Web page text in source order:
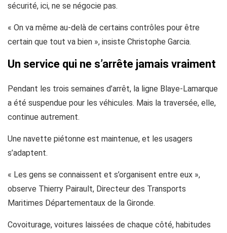
sécurité, ici, ne se négocie pas.
« On va même au-delà de certains contrôles pour être
certain que tout va bien », insiste Christophe Garcia.
Un service qui ne s’arrête jamais vraiment
Pendant les trois semaines d’arrêt, la ligne Blaye-Lamarque
a été suspendue pour les véhicules. Mais la traversée, elle,
continue autrement.
Une navette piétonne est maintenue, et les usagers
s’adaptent.
« Les gens se connaissent et s’organisent entre eux »,
observe Thierry Pairault, Directeur des Transports
Maritimes Départementaux de la Gironde.
Covoiturage, voitures laissées de chaque côté, habitudes